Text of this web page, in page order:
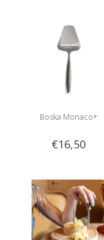
Boska Monaco+
€16,50